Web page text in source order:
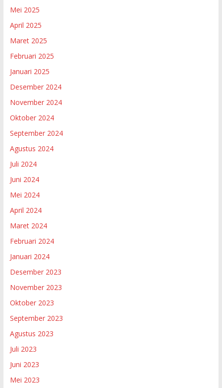
Mei 2025
April 2025
Maret 2025
Februari 2025
Januari 2025
Desember 2024
November 2024
Oktober 2024
September 2024
Agustus 2024
Juli 2024
Juni 2024
Mei 2024
April 2024
Maret 2024
Februari 2024
Januari 2024
Desember 2023
November 2023
Oktober 2023
September 2023
Agustus 2023
Juli 2023
Juni 2023
Mei 2023